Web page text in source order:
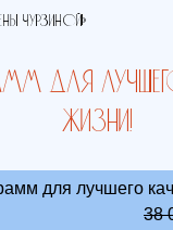
Чурзиной!»
для
жизни!
для лучшего
38